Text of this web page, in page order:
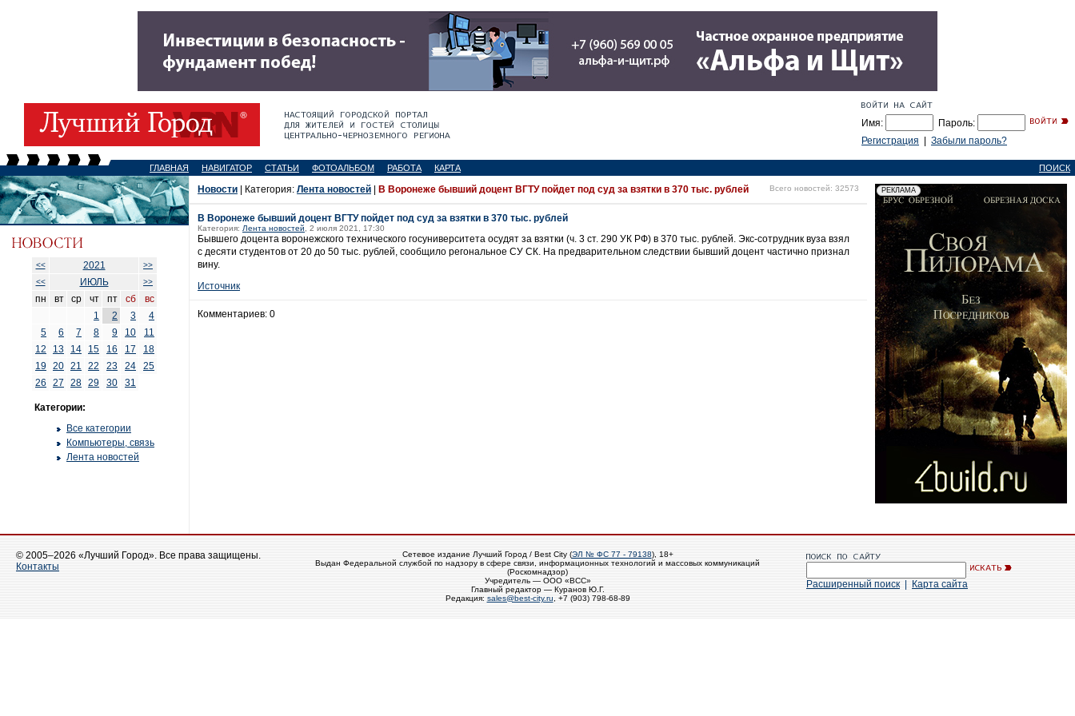
Имя:
Пароль:
Регистрация
Забыли пароль?
ГЛАВНАЯ НАВИГАТОР СТАТЬИ ФОТОАЛЬБОМ РАБОТА КАРТА ПОИСК
<< 2021
>>
<<
ИЮЛЬ >>
пн вт ср чт пт сб
вс
1
2 3
4
5
6 7 8 9 10
11
12
13 14 15 16 17
18
19 20 21 22 23 24
25
26
27 28 29 30 31
Категории:
Все категории
Компьютеры, связь
Лента новостей
Новости | Категория: Лента новостей В Воронеже бывший доцент ВГТУ пойдет под суд за взятки в 370 тыс. рублей Всего новостей: 32573
В Воронеже бывший доцент ВГТУ пойдет под суд за взятки в 370 тыс. рублей
Категория: Лента новостей , 2 июля 2021, 17:30
Бывшего доцента воронежского технического госуниверситета осудят за взятки (ч. 3 ст. 290 УК РФ) в 370 тыс. рублей. Экс-сотрудник вуза взял
с десяти студентов от 20 до 50 тыс. рублей, сообщило регональное СУ СК. На предварительном следствии бывший доцент частично признал
вину.
Источник
Комментариев: 0
© 2005–2026 «Лучший Город». Все права защищены.
Контакты
Сетевое издание Лучший Город / Best City (ЭЛ № ФС 77 - 79138), 18+
Выдан Федеральной службой по надзору в сфере связи, информационных технологий и массовых коммуникаций
(Роскомнадзор)
Учредитель — ООО «ВСС»
Главный редактор — Куранов Ю.Г.
Редакция: sales@best-city.ru , +7 (903) 798-68-89
Расширенный поиск Карта сайта